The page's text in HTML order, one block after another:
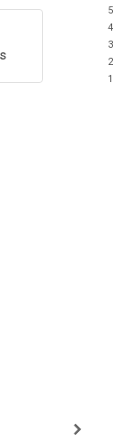
5
4
3
2
1